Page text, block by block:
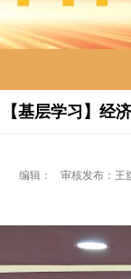
【基层学习】经
编辑： 审核发布：王